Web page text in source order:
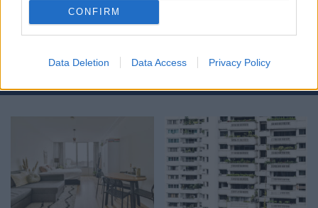
CONFIRM
Data Deletion Data Access Privacy Policy
ΣΠΙΤΙ ΜΟΥ
ΔΙΑΒΑΣΤΕ ΑΚΟΜΑ